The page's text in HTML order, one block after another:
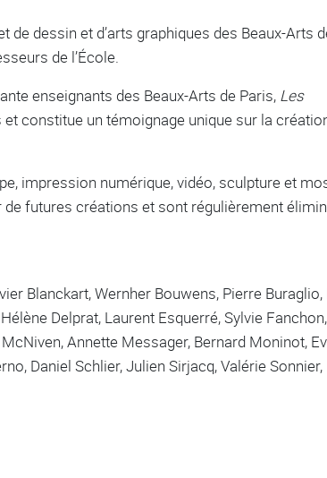
de dessin et d’arts graphiques des Beaux-Arts
de l’École.
enseignants des Beaux-Arts de Paris, Les
constitue un témoignage unique sur la
impression numérique, vidéo, sculpture et
futures créations et sont régulièrement
Blanckart, Wernher Bouwens, Pierre
Delprat, Laurent Esquerré, Sylvie Fanchon,
Annette Messager, Bernard Moninot,
Daniel Schlier, Julien Sirjacq, Valérie Sonnier,